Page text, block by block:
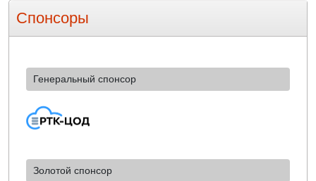
Спонсоры
Генеральный спонсор
Золотой спонсор